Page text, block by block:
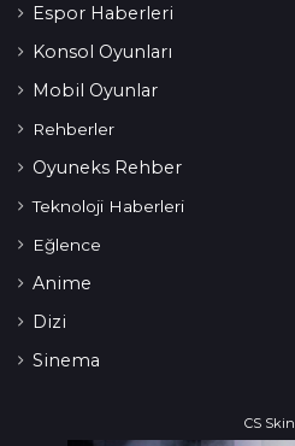
Espor Haberleri
Konsol Oyunları
Mobil Oyunlar
Rehberler
Oyuneks Rehber
Teknoloji Haberleri
Eğlence
Anime
Dizi
Sinema
CS Skin